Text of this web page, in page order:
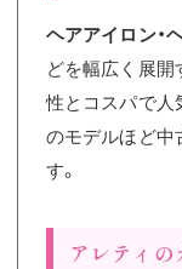
ヘアアイロン・
どを幅広く展開
性とコスパで人
のモデルほど中
す。
アレティ